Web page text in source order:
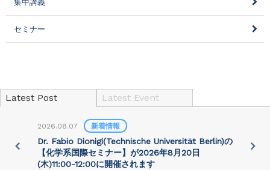
集中講義
セミナー
Latest Post Latest Event
2026.08.07 新着情報
Dr. Fabio Dionigi(Technische Universität Berlin)の
【化学系国際セミナー】が2026年8⽉20⽇
(⽊)11:00-12:00に開催されます